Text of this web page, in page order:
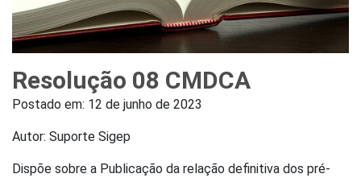
Resolução 08 CMDCA
Postado em: 12 de junho de 2023
Autor: Suporte Sigep
Dispõe sobre a Publicação da relação definitiva dos pré-